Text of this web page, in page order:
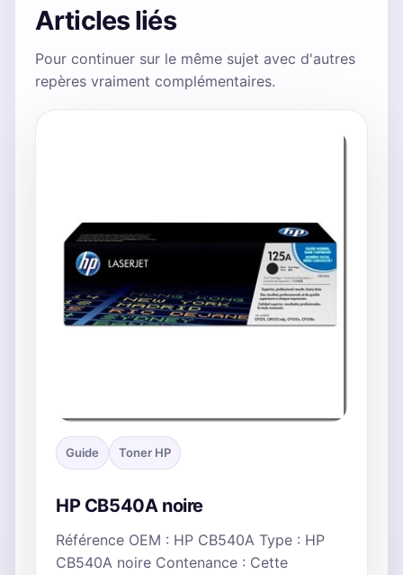
Articles liés
Pour continuer sur le même sujet avec d'autres
repères vraiment complémentaires.
Guide Toner HP
HP CB540A noire
Référence OEM : HP CB540A Type : HP
CB540A noire Contenance : Cette